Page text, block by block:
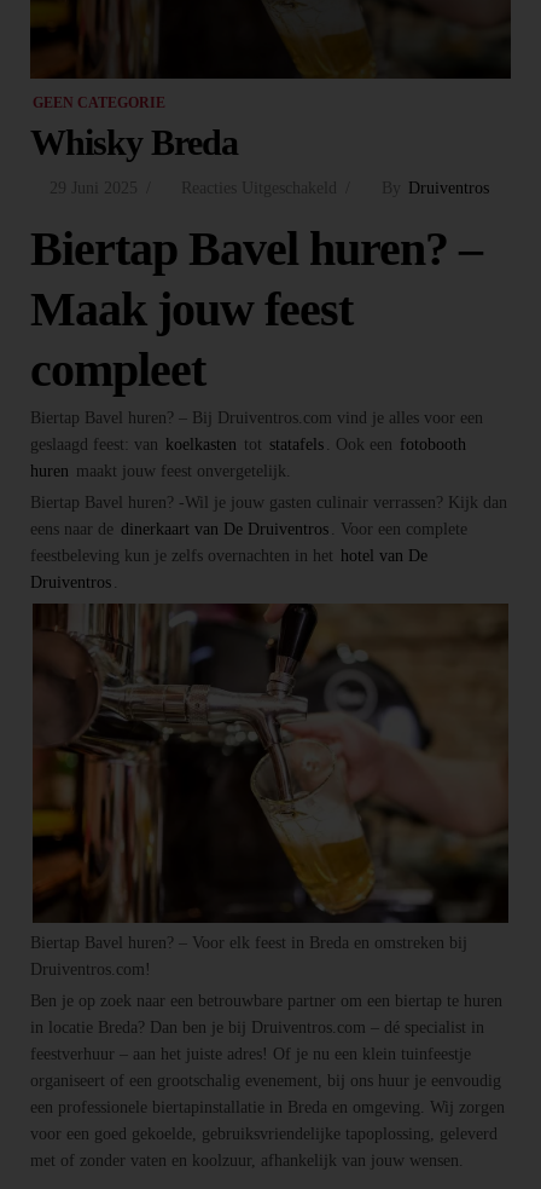
GEEN CATEGORIE
Whisky Breda
29 Juni 2025 By Druiventros
Reacties Uitgeschakeld
Biertap Bavel huren? –
Maak jouw feest
compleet
Biertap Bavel huren? – Bij Druiventros.com vind je alles voor een
geslaagd feest: van
koelkasten tot statafels . Ook een fotobooth
huren maakt jouw feest onvergetelijk.
Biertap Bavel huren? -Wil je jouw gasten culinair verrassen? Kijk dan
eens naar de dinerkaart van De Druiventros . Voor een complete
feestbeleving kun je zelfs overnachten in het
hotel van De
Druiventros .
Biertap Bavel huren? – Voor elk feest in Breda en omstreken bij
Druiventros.com!
Ben je op zoek naar een betrouwbare partner om een biertap te huren
in locatie Breda? Dan ben je bij Druiventros.com – dé specialist in
feestverhuur – aan het juiste adres! Of je nu een klein tuinfeestje
organiseert of een grootschalig evenement, bij ons huur je eenvoudig
een professionele biertapinstallatie in Breda en omgeving. Wij zorgen
voor een goed gekoelde, gebruiksvriendelijke tapoplossing, geleverd
met of zonder vaten en koolzuur, afhankelijk van jouw wensen.